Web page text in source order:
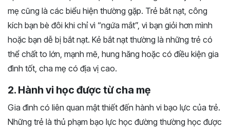
mẹ cũng là các biểu hiện thường gặp. Trẻ bắt nạt, công
kích bạn bè đôi khi chỉ vì “ngứa mắt”, vì bạn giỏi hơn mình
hoặc bạn dễ bị bắt nạt. Kẻ bắt nạt thường là những trẻ có
thể chất to lớn, mạnh mẽ, hung hăng hoặc có điều kiện gia
đình tốt, cha mẹ có địa vị cao.
2. Hành vi học được từ cha mẹ
Gia đình có liên quan mật thiết đến hành vi bạo lực của trẻ.
Những trẻ là thủ phạm bạo lực học đường thường học được